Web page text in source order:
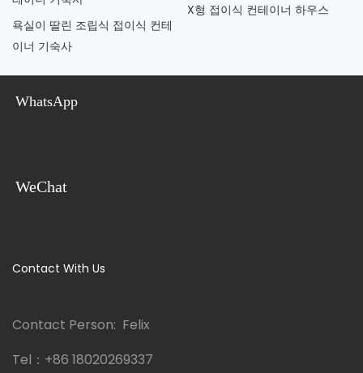
욕실이 딸린 조립식 접이식 컨테
이너 기숙사
X형 접이식 컨테이너 하우스
WhatsApp
WeChat
Contact With Us
Contact Person: Felix
Tel： +86 18020269337